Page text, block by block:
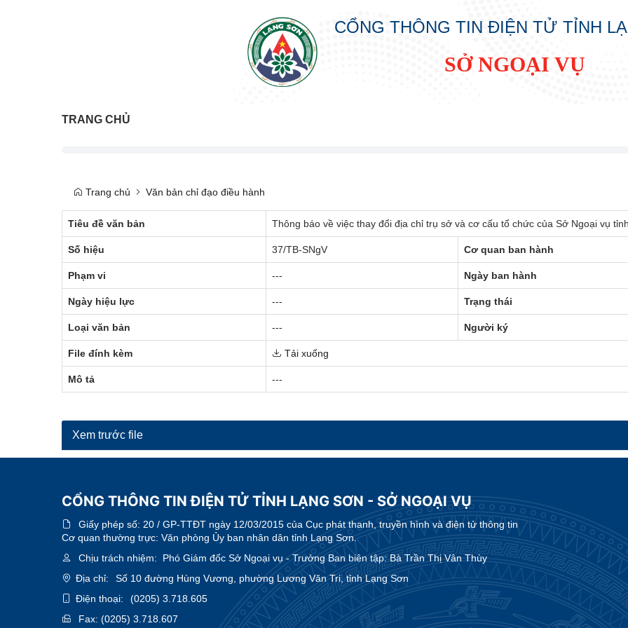
CỔNG THÔNG TIN ĐIỆN TỬ TỈNH
SỞ NGOẠI VỤ
TRANG CHỦ
Trang chủ Văn bản chỉ đạo điều hành
Tiêu đề văn bản Thông báo về việc thay đổi địa chỉ trụ sở và cơ cấu tổ chức của Sở Ngoại vụ
Số hiệu 37/TB-SNgV Cơ quan ban hành
Phạm vi --- Ngày ban hành
Ngày hiệu lực --- Trạng thái
Loại văn bản --- Người ký
File đính kèm Tải xuống
Mô tả ---
Xem trước file
CỔNG THÔNG TIN ĐIỆN TỬ TỈNH LẠNG SƠN - SỞ NGOẠI VỤ
Giấy phép số: 20 / GP-TTĐT ngày 12/03/2015 của Cục phát thanh, truyền hình và điện tử thông tin
Cơ quan thường trực: Văn phòng Ủy ban nhân dân tỉnh Lạng Sơn.
Chịu trách nhiệm: Phó Giám đốc Sở Ngoại vụ - Trưởng Ban biên tập: Bà Trần Thị Vân Thùy
Địa chỉ:
Số 10 đường Hùng Vương, phường Lương Văn Tri, tỉnh Lạng Sơn
Điện thoại:
(0205) 3.718.605
Fax: (0205) 3.718.607